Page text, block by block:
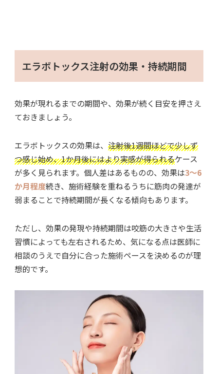
エラボトックス注射の効果・持続期間
効果が現れるまでの期間や、効果が続く目安を押さえ
ておきましょう。
エラボトックスの効果は、 注射後1週間ほどで少しず
つ感じ始め、1か月後にはより実感が得られるケース
が多く見られます。 個人差はあるものの、 効果は3〜6
か月程度続き、施術経験を重ねるうちに筋肉の発達が
弱まることで持続期間が長くなる傾向もあります。
ただし、効果の発現や持続期間は咬筋の大きさや生活
習慣によっても左右されるため、気になる点は医師に
相談のうえで自分に合った施術ペースを決めるのが理
想的です。